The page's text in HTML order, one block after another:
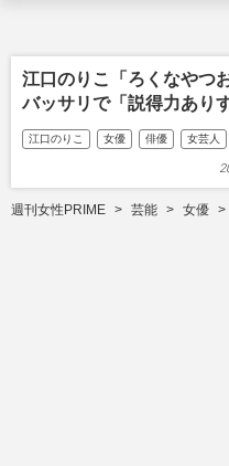
江口のりこ「ろくなやつ
バッサリで「説得力あり
江口のりこ 女優 俳優 女芸人
週刊女性PRIME 芸能 女優